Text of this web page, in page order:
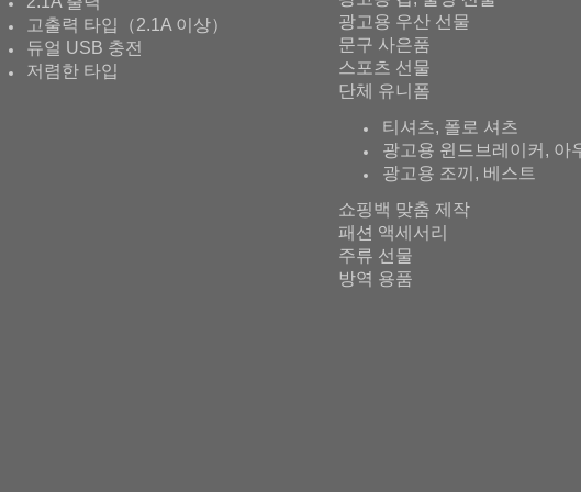
고출력 타입（2.1A 이상）
듀얼 USB 충전
저렴한 타입
광고용 우산 선물
문구 사은품
스포츠 선물
단체 유니폼
티셔츠, 폴로 셔츠
광고용 윈드브레이커, 아
광고용 조끼, 베스트
쇼핑백 맞춤 제작
패션 액세서리
주류 선물
방역 용품